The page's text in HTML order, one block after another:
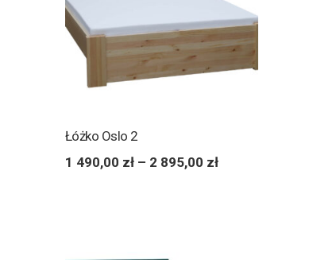
Łóżko Oslo 2
1 490,00 zł – 2 895,00 zł